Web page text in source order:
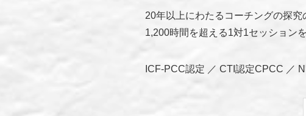
20年以上にわたるコーチングの探究
1,200時間を超える1対1セッション
ICF-PCC認定 ／ CTI認定CPCC ／